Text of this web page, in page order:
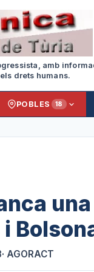
amb
drets humans.
POBLES 18
· AGORACT